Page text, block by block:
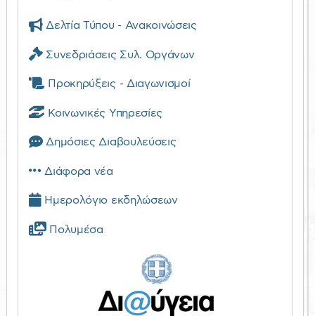
Δελτία Τύπου - Ανακοινώσεις
Συνεδριάσεις Συλ. Οργάνων
Προκηρύξεις - Διαγωνισμοί
Κοινωνικές Υπηρεσίες
Δημόσιες Διαβουλεύσεις
Διάφορα νέα
Ημερολόγιο εκδηλώσεων
Πολυμέσα